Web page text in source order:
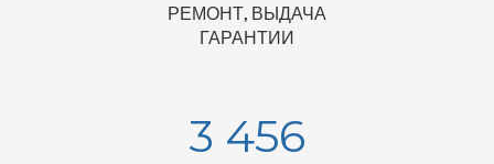
РЕМОНТ, ВЫДАЧА
ГАРАНТИИ
3 456